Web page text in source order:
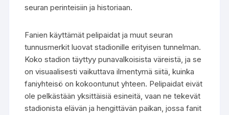
seuran perinteisiin ja historiaan.
Fanien käyttämät pelipaidat ja muut seuran
tunnusmerkit luovat stadionille erityisen tunnelman.
Koko stadion täyttyy punavalkoisista väreistä, ja se
on visuaalisesti vaikuttava ilmentymä siitä, kuinka
faniyhteisö on kokoontunut yhteen. Pelipaidat eivät
ole pelkästään yksittäisiä esineitä, vaan ne tekevät
stadionista elävän ja hengittävän paikan, jossa fanit